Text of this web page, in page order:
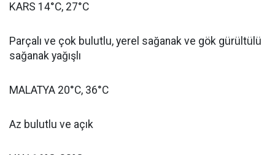
KARS 14°C, 27°C
Parçalı ve çok bulutlu, yerel sağanak ve gök gürültülü
sağanak yağışlı
MALATYA 20°C, 36°C
Az bulutlu ve açık